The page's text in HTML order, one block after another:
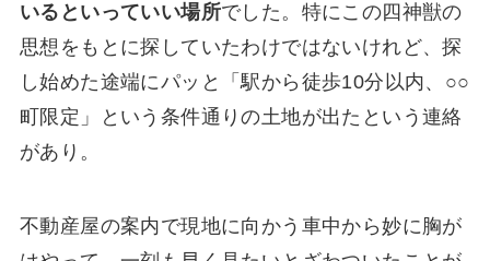
いるといっていい場所でした。特にこの四神獣の
思想をもとに探していたわけではないけれど、探
し始めた途端にパッと「駅から徒歩10分以内、○○
町限定」という条件通りの土地が出たという連絡
があり。
不動産屋の案内で現地に向かう車中から妙に胸が